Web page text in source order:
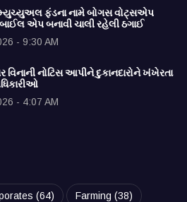
ફંડના નામે બોગસ વોટ્સએપ
એપ બનાવી ચાલી રહેલી ઠગાઈ
- 9:30 AM
નોટિસ આપીને દુકાનદારોને ખંખેરતા
- 4:07 AM
(64) Farming (38)